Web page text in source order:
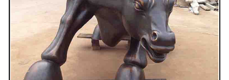
资质荣誉
营销网络
联系我们